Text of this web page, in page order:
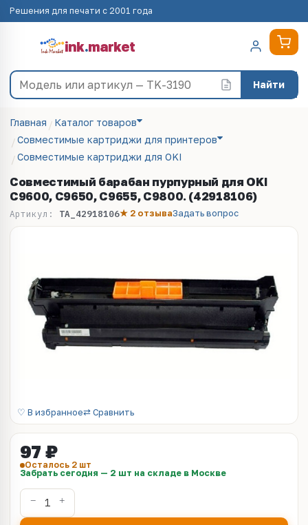
Решения для печати с 2001 года
ink.market
Найти
Главная
Каталог товаров
Совместимые картриджи для принтеров
Совместимые картриджи для OKI
Совместимый барабан пурпурный для OKI
C9600, C9650, C9655, C9800. (42918106)
Артикул: TA_42918106★ 2 отзываЗадать вопрос
♡ В избранное⇄ Сравнить
97 ₽
Осталось 2 шт
Забрать сегодня — 2 шт на складе в Москве